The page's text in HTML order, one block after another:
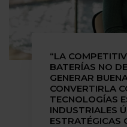
“LA
BATERÍAS NO
GENERAR
CONVERTIRLA
TECNOLOGÍAS
INDUSTRIALES
ESTRATÉGICAS